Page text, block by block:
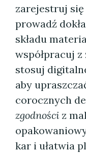
zarejestruj
prowadź
składu
współpracuj
stosuj
aby
corocznych
zgodności z
kar i ułatwia